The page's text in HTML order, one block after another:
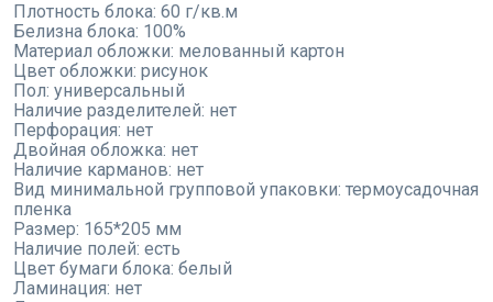
Плотность блока: 60 г/кв.м
Белизна блока: 100%
Материал обложки: мелованный картон
Цвет обложки: рисунок
Пол: универсальный
Наличие разделителей: нет
Перфорация: нет
Двойная обложка: нет
Наличие карманов: нет
Вид минимальной групповой упаковки: термоусадочная
пленка
Размер: 165*205 мм
Наличие полей: есть
Цвет бумаги блока: белый
Ламинация: нет